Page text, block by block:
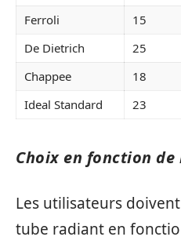
Ferroli
15
De Dietrich
25
Chappee
18
Ideal Standard
23
Choix en fonction de
Les utilisateurs
tube radiant en